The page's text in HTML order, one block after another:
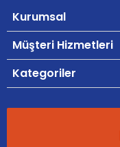
Kurumsal
Müşteri Hizmetleri
Kategoriler